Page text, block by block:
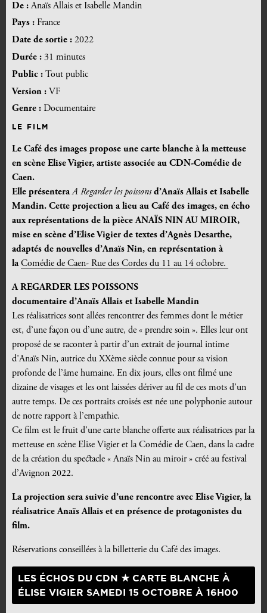
De :Anaïs Allais et Isabelle Mandin
Pays : France
Date de sortie : 2022
Durée : 31 minutes
Public : Tout public
Version : VF
Genre : Documentaire
LE FILM
Le Café des images propose une carte blanche à la metteuse
en scène Elise Vigier, artiste associée au CDN-Comédie de
Caen.
Elle présentera A Regarder les poissons d’Anaïs Allais et Isabelle
Mandin. Cette projection a lieu au Café des images, en écho
aux représentations de la pièce ANAÏS NIN AU MIROIR,
mise en scène d’Elise Vigier de textes d’Agnès Desarthe,
adaptés de nouvelles d’Anaïs Nin, en représentation à
la Comédie de Caen- Rue des Cordes du 11 au 14 octobre.
A REGARDER LES POISSONS
documentaire d’Anaïs Allais et Isabelle Mandin
Les réalisatrices sont allées rencontrer des femmes dont le métier
est, d’une façon ou d’une autre, de « prendre soin ». Elles leur ont
proposé de se raconter à partir d’un extrait de journal intime
d’Anaïs Nin, autrice du XXème siècle connue pour sa vision
profonde de l’âme humaine. En dix jours, elles ont filmé une
dizaine de visages et les ont laissées dériver au fil de ces mots d’un
autre temps. De ces portraits croisés est née une polyphonie autour
de notre rapport à l’empathie.
Ce film est le fruit d’une carte blanche offerte aux réalisatrices par la
metteuse en scène Elise Vigier et la Comédie de Caen, dans la cadre
de la création du spectacle « Anaïs Nin au miroir » créé au festival
d’Avignon 2022.
La projection sera suivie d’une rencontre avec Elise Vigier, la
réalisatrice Anaïs Allais et en présence de protagonistes du
film.
Réservations conseillées à la billetterie du Café des images.
LES ÉCHOS DU CDN ★ CARTE BLANCHE À
ÉLISE VIGIER SAMEDI 15 OCTOBRE À 16H00